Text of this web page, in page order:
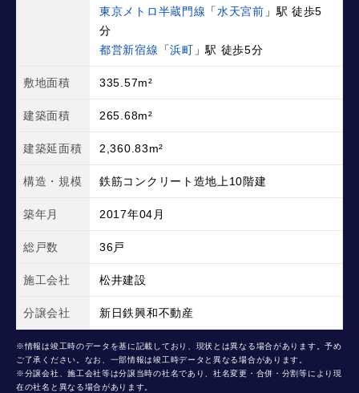
東京メトロ半蔵門線 「水天宮前 」駅 徒歩5
分
都営新宿線 「浜町 」駅 徒歩5分
敷地面積 335.57m²
建築面積 265.68m²
建築延面積 2,360.83m²
構造・規模 鉄筋コンクリート造地上10階建
築年月 2017年04月
総戸数 36戸
施工会社 松井建設
分譲会社 新日鉄興和不動産
※情報は竣工時のデータを基に記載しており、現状とは異なる場合があります。予め
ご了承ください。なお、一部情報は竣工時データと異なる場合があります。
※分譲会社、施工会社等は分譲当時の社名であり、社名変更・合併・分割等により現
在の社名と異なる場合があります。